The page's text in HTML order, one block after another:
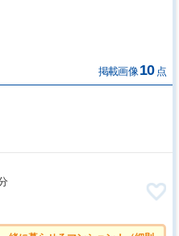
掲載画像 10 点